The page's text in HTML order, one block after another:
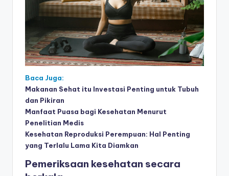
Baca Juga:
Makanan Sehat itu Investasi Penting untuk Tubuh
dan Pikiran
Manfaat Puasa bagi Kesehatan Menurut
Penelitian Medis
Kesehatan Reproduksi Perempuan: Hal Penting
yang Terlalu Lama Kita Diamkan
Pemeriksaan kesehatan secara